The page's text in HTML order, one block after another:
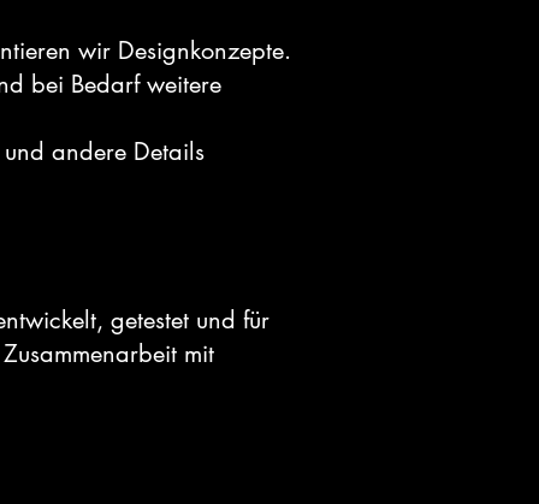
wir Designkonzepte.
bei Bedarf weitere
und andere Details
getestet und für
mit